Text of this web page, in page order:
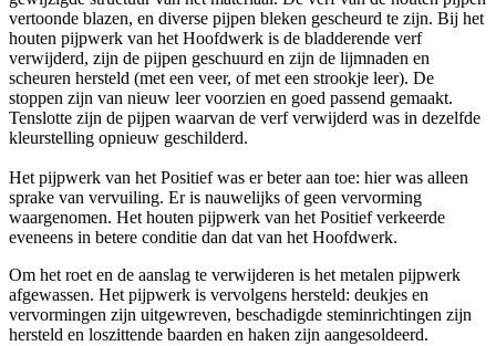
vertoonde blazen, en diverse pijpen bleken gescheurd te zijn. Bij het
houten pijpwerk van het Hoofdwerk is de bladderende verf
verwijderd, zijn de pijpen geschuurd en zijn de lijmnaden en
scheuren hersteld (met een veer, of met een strookje leer). De
stoppen zijn van nieuw leer voorzien en goed passend gemaakt.
Tenslotte zijn de pijpen waarvan de verf verwijderd was in dezelfde
kleurstelling opnieuw geschilderd.
Het pijpwerk van het Positief was er beter aan toe: hier was alleen
sprake van vervuiling. Er is nauwelijks of geen vervorming
waargenomen. Het houten pijpwerk van het Positief verkeerde
eveneens in betere conditie dan dat van het Hoofdwerk.
Om het roet en de aanslag te verwijderen is het metalen pijpwerk
afgewassen. Het pijpwerk is vervolgens hersteld: deukjes en
vervormingen zijn uitgewreven, beschadigde steminrichtingen zijn
hersteld en loszittende baarden en haken zijn aangesoldeerd.